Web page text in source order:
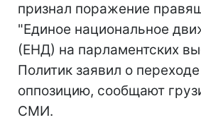
признал поражение
"Единое национальное
(ЕНД) на парламентских
Политик заявил о
оппозицию, сообщают
СМИ.